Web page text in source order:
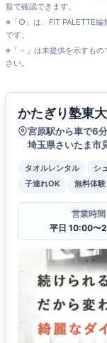
覧で確認できます。
※「○」は、FIT PALETTE編
です。
※「－」は未提供を示すも
さい。
かたぎり塾東
宮原駅から車で6分
埼玉県さいたま市
タオルレンタル シ
子連れOK
無料体験
営業時間
平日 10:00〜